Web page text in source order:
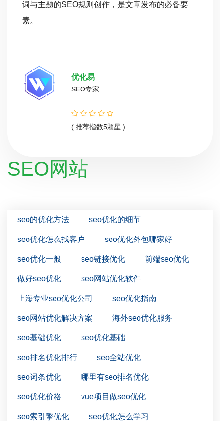
词与主题的SEO规则创作，是文章发布的必备要
素。
优化易
SEO专家
( 推荐指数5颗星 )
SEO网站
seo的优化方法 seo优化的细节
seo优化怎么找客户 seo优化外包哪家好
seo优化一般 seo链接优化 前端seo优化
做好seo优化 seo网站优化软件
上海专业seo优化公司 seo优化指南
seo网站优化解决方案 海外seo优化服务
seo基础优化 seo优化基础
seo排名优化排行 seo全站优化
seo词条优化 哪里有seo排名优化
seo优化价格 vue项目做seo优化
seo索引擎优化 seo优化怎么学习